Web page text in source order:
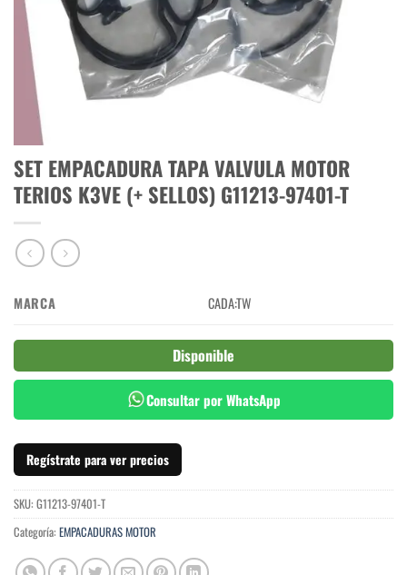
SET EMPACADURA TAPA VALVULA MOTOR
TERIOS K3VE (+ SELLOS) G11213-97401-T
MARCA CADA:TW
Disponible
Consultar por WhatsApp
Regístrate para ver precios
SKU: G11213-97401-T
Categoría: EMPACADURAS MOTOR